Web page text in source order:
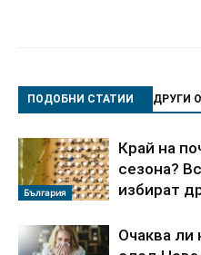
ПОДОБНИ СТАТИИ ДРУГИ
България
Край на
сезона?
избират
Очаква ли